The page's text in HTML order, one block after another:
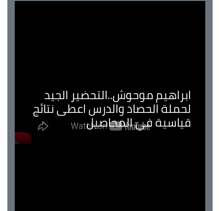
ابراهيم موحوش..التحضير الجيد
لحملة الحصاد والدرس اعطى نتائج
قياسية في المحاصيل